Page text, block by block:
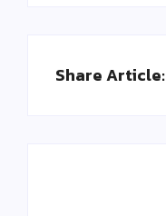
Share Article: